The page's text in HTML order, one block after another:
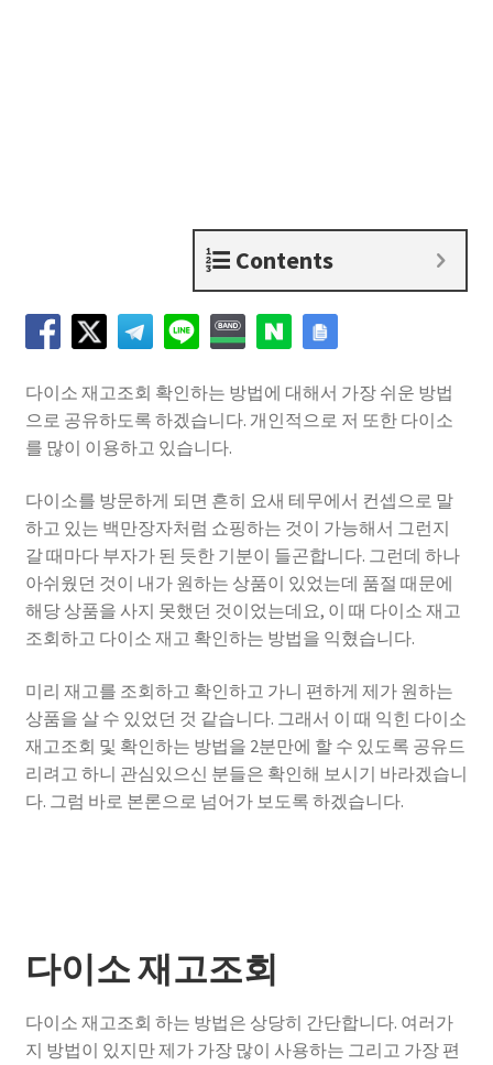
Contents
다이소 재고조회 확인하는 방법에 대해서 가장 쉬운 방법
으로 공유하도록 하겠습니다. 개인적으로 저 또한 다이소
를 많이 이용하고 있습니다.
다이소를 방문하게 되면 흔히 요새 테무에서 컨셉으로 말
하고 있는 백만장자처럼 쇼핑하는 것이 가능해서 그런지
갈 때마다 부자가 된 듯한 기분이 들곤합니다. 그런데 하나
아쉬웠던 것이 내가 원하는 상품이 있었는데 품절 때문에
해당 상품을 사지 못했던 것이었는데요, 이 때 다이소 재고
조회하고 다이소 재고 확인하는 방법을 익혔습니다.
미리 재고를 조회하고 확인하고 가니 편하게 제가 원하는
상품을 살 수 있었던 것 같습니다. 그래서 이 때 익힌 다이소
재고조회 및 확인하는 방법을 2분만에 할 수 있도록 공유드
리려고 하니 관심있으신 분들은 확인해 보시기 바라겠습니
다. 그럼 바로 본론으로 넘어가 보도록 하겠습니다.
다이소 재고조회
다이소 재고조회 하는 방법은 상당히 간단합니다. 여러가
지 방법이 있지만 제가 가장 많이 사용하는 그리고 가장 편